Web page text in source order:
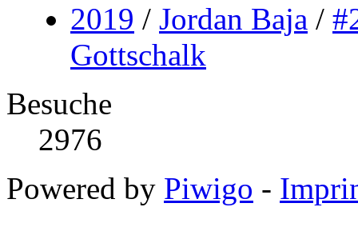
2019 / Jordan Baja /
Gottschalk
Besuche
2976
Powered by Piwigo -